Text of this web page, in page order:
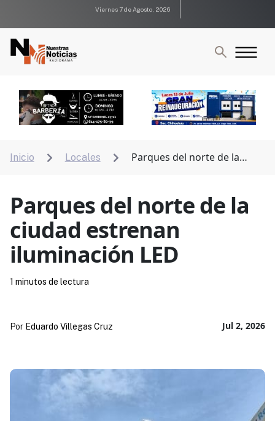
Viernes 7 de Agosto, 2026
Inicio  Locales 
Parques del norte de la
Parques del norte de la
ciudad estrenan
iluminación LED
Jul 2, 2026
Por Eduardo Villegas Cruz
1 minutos de lectura